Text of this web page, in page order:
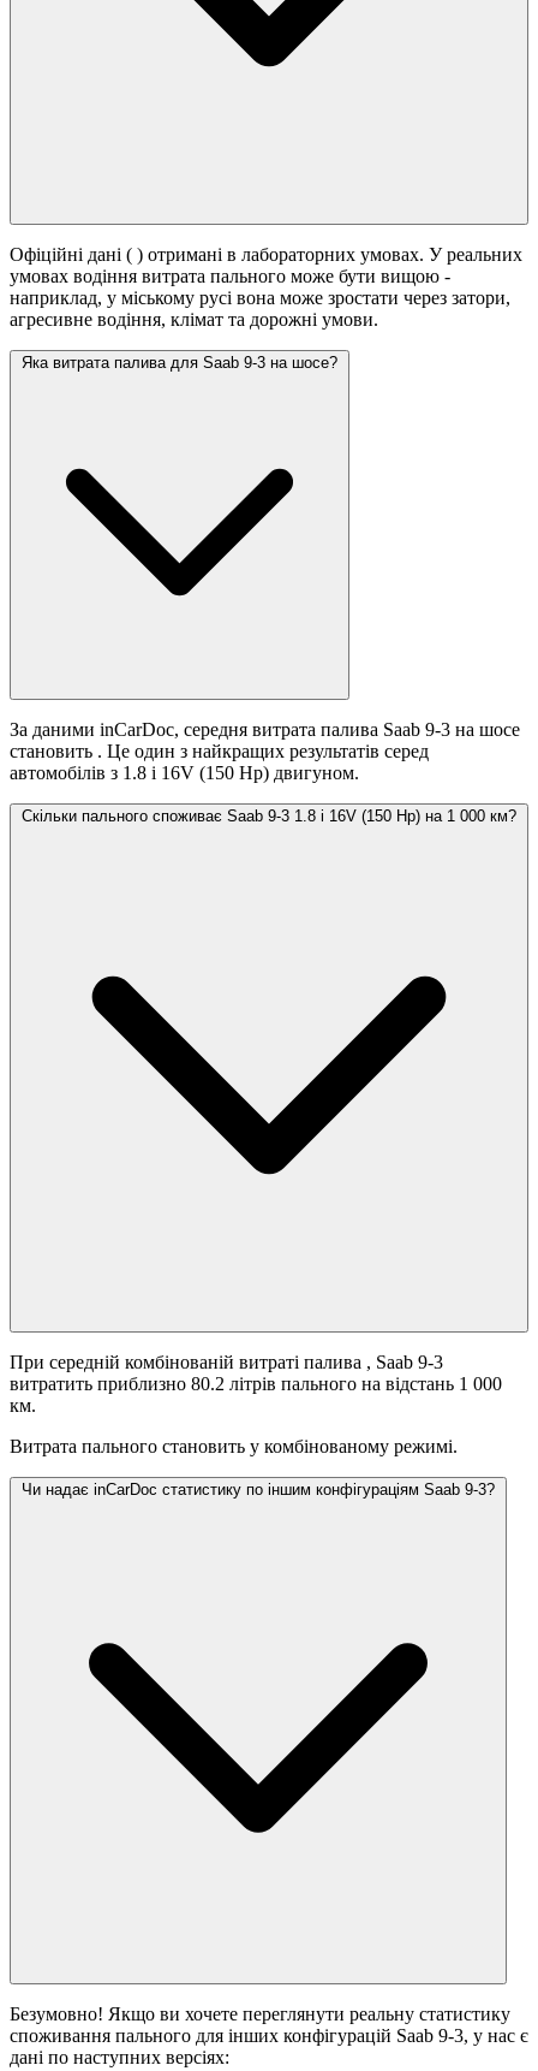
Офіційні дані ( ) отримані в лабораторних умовах. У реальних
умовах водіння витрата пального може бути вищою -
наприклад, у міському русі вона може зростати через затори,
агресивне водіння, клімат та дорожні умови.
Яка витрата палива для Saab 9-3 на шосе?
За даними inCarDoc, середня витрата палива Saab 9-3 на шосе
становить . Це один з найкращих результатів серед
автомобілів з 1.8 i 16V (150 Hp) двигуном.
Скільки пального споживає Saab 9-3 1.8 i 16V (150 Hp) на 1 000 км?
При середній комбінованій витраті палива , Saab 9-3
витратить приблизно 80.2 літрів пального на відстань 1 000
км.
Витрата пального становить у комбінованому режимі.
Чи надає inCarDoc статистику по іншим конфігураціям Saab 9-3?
Безумовно! Якщо ви хочете переглянути реальну статистику
споживання пального для інших конфігурацій Saab 9-3, у нас є
дані по наступних версіях: